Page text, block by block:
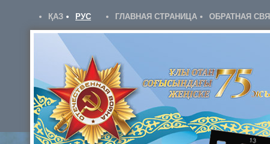
ҚАЗ РУС ГЛАВНАЯ СТРАНИЦА ОБРАТНАЯ